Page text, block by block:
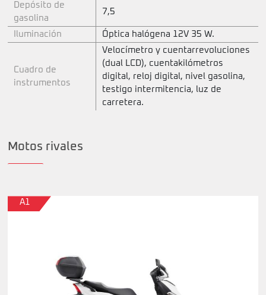
Depósito de
gasolina
7,5
Iluminación Óptica halógena 12V 35 W.
Cuadro de
instrumentos
Velocímetro y cuentarrevoluciones
(dual LCD), cuentakilómetros
digital, reloj digital, nivel gasolina,
testigo intermitencia, luz de
carretera.
Motos rivales
A1